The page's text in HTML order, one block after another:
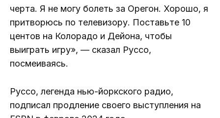
черта. Я не могу болеть за Орегон. Хорошо, я
притворюсь по телевизору. Поставьте 10
центов на Колорадо и Дейона, чтобы
выиграть игру», — сказал Руссо,
посмеиваясь.
Руссо, легенда нью-йоркского радио,
подписал продление своего выступления на